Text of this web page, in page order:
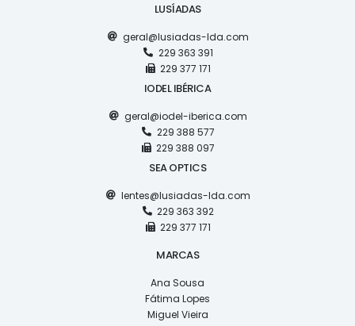
LUSÍADAS
geral@lusiadas-lda.com
229 363 391
229 377 171
IODEL IBÉRICA
geral@iodel-iberica.com
229 388 577
229 388 097
SEA OPTICS
lentes@lusiadas-lda.com
229 363 392
229 377 171
MARCAS
Ana Sousa
Fátima Lopes
Miguel Vieira